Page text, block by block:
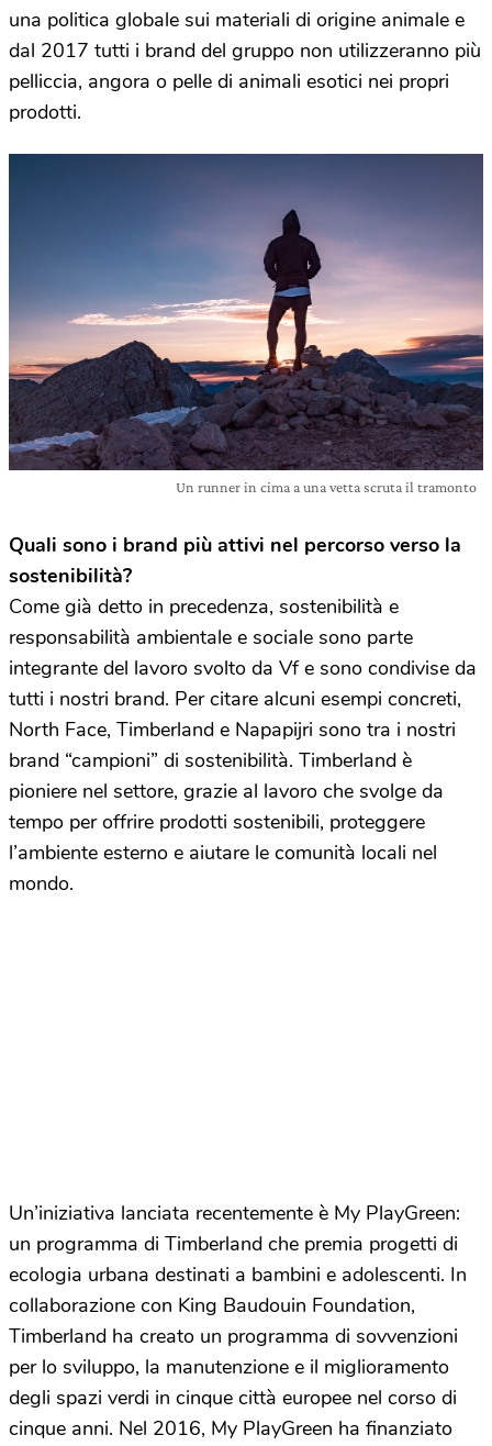
una politica globale sui materiali di origine animale e
dal 2017 tutti i brand del gruppo non utilizzeranno più
pelliccia, angora o pelle di animali esotici nei propri
prodotti.
Un runner in cima a una vetta scruta il tramonto
Quali sono i brand più attivi nel percorso verso la
sostenibilità?
Come già detto in precedenza, sostenibilità e
responsabilità ambientale e sociale sono parte
integrante del lavoro svolto da Vf e sono condivise da
tutti i nostri brand. Per citare alcuni esempi concreti,
North Face, Timberland e Napapijri sono tra i nostri
brand “campioni” di sostenibilità. Timberland è
pioniere nel settore, grazie al lavoro che svolge da
tempo per offrire prodotti sostenibili, proteggere
l’ambiente esterno e aiutare le comunità locali nel
mondo.
Un’iniziativa lanciata recentemente è My PlayGreen:
un programma di Timberland che premia progetti di
ecologia urbana destinati a bambini e adolescenti. In
collaborazione con King Baudouin Foundation,
Timberland ha creato un programma di sovvenzioni
per lo sviluppo, la manutenzione e il miglioramento
degli spazi verdi in cinque città europee nel corso di
cinque anni. Nel 2016, My PlayGreen ha finanziato